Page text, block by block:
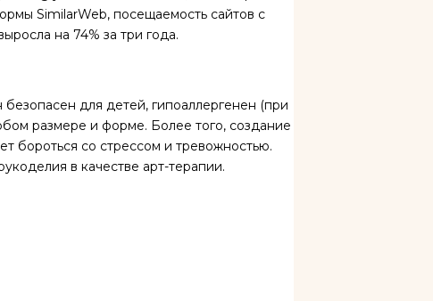
SimilarWeb, посещаемость сайтов с
на 74% за три года.
для детей, гипоаллергенен (при
размере и форме. Более того, создание
бороться со стрессом и тревожностью.
в качестве арт-терапии.